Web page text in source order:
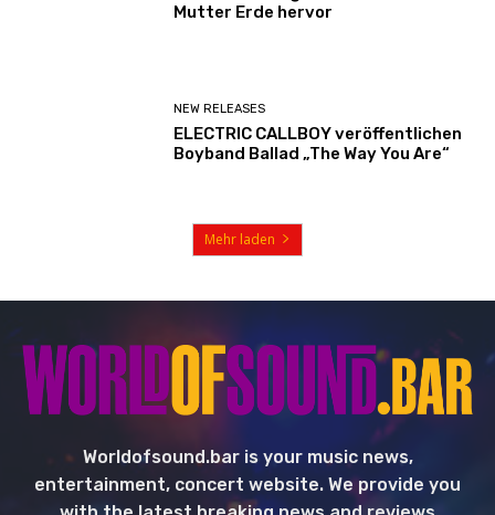
Mutter Erde hervor
NEW RELEASES
ELECTRIC CALLBOY veröffentlichen
Boyband Ballad „The Way You Are“
Mehr laden
Worldofsound.bar is your music news,
entertainment, concert website. We provide you